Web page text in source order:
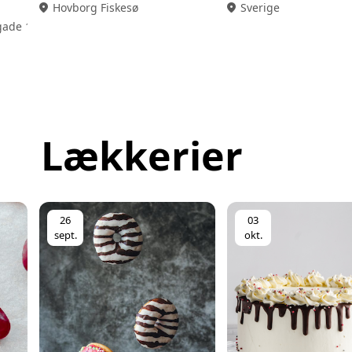
18, 2., 4200 Slagelse
location_on Hovborg Fiskesø location_on Sverige
Lækkerier
26
sept.
03
okt.